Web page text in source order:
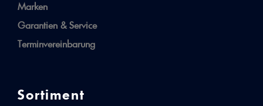
Marken
Garantien & Service
Terminvereinbarung
Sortiment